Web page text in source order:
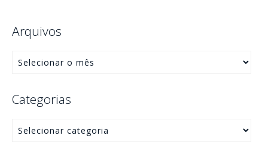
Arquivos
Categorias